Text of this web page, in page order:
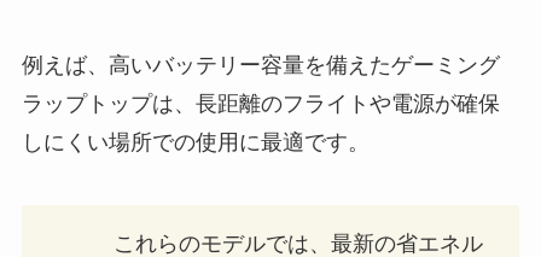
例えば、高いバッテリー容量を備えたゲーミング
ラップトップは、長距離のフライトや電源が確保
しにくい場所での使用に最適です。
これらのモデルでは、最新の省エネル